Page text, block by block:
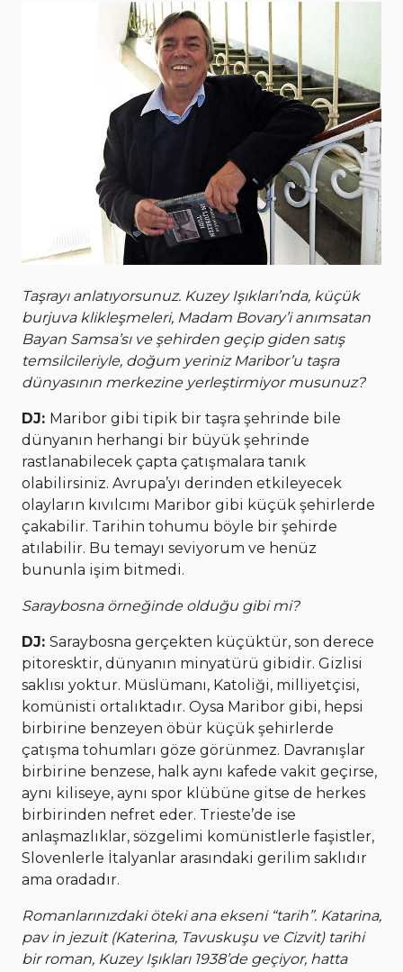
Taşrayı anlatıyorsunuz. Kuzey Işıkları’nda, küçük
burjuva klikleşmeleri, Madam Bovary’i anımsatan
Bayan Samsa’sı ve şehirden geçip giden satış
temsilcileriyle, doğum yeriniz Maribor’u taşra
dünyasının merkezine yerleştirmiyor musunuz?
DJ: Maribor gibi tipik bir taşra şehrinde bile
dünyanın herhangi bir büyük şehrinde
rastlanabilecek çapta çatışmalara tanık
olabilirsiniz. Avrupa’yı derinden etkileyecek
olayların kıvılcımı Maribor gibi küçük şehirlerde
çakabilir. Tarihin tohumu böyle bir şehirde
atılabilir. Bu temayı seviyorum ve henüz
bununla işim bitmedi.
Saraybosna örneğinde olduğu gibi mi?
DJ: Saraybosna gerçekten küçüktür, son derece
pitoresktir, dünyanın minyatürü gibidir. Gizlisi
saklısı yoktur. Müslümanı, Katoliği, milliyetçisi,
komünisti ortalıktadır. Oysa Maribor gibi, hepsi
birbirine benzeyen öbür küçük şehirlerde
çatışma tohumları göze görünmez. Davranışlar
birbirine benzese, halk aynı kafede vakit geçirse,
aynı kiliseye, aynı spor klübüne gitse de herkes
birbirinden nefret eder. Trieste’de ise
anlaşmazlıklar, sözgelimi komünistlerle faşistler,
Slovenlerle İtalyanlar arasındaki gerilim saklıdır
ama oradadır.
Romanlarınızdaki öteki ana ekseni “tarih”. Katarina,
pav in jezuit (Katerina, Tavuskuşu ve Cizvit) tarihi
bir roman, Kuzey Işıkları 1938’de geçiyor, hatta